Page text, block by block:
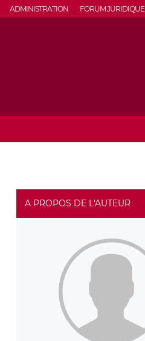
ADMINISTRATION FORUM JURIDIQUE
A PROPOS DE L'AUTEUR